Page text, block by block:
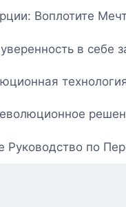
Воплотите
в себе
по